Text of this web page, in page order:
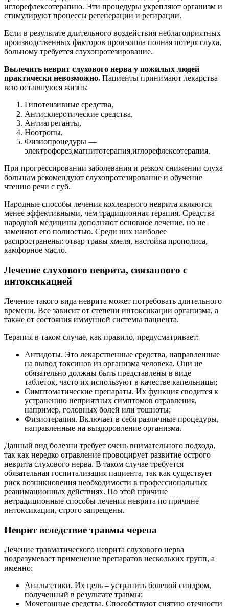
иглорефлексотерапию. Эти процедуры укрепляют организм и
стимулируют процессы регенерации и репарации.
Если в результате длительного воздействия неблагоприятных
производственных факторов произошла полная потеря слуха,
больному требуется слухопротезирование.
Вылечить неврит слухового нерва у пожилых людей
практически невозможно. Пациенты принимают лекарства
всю оставшуюся жизнь:
Гипотензивные средства,
Антисклеротические средства,
Антиагреганты,
Ноотропы,
Физиопроцедуры —
электрофорез,магнитотерапия,иглорефлексотерапия.
При прогрессировании заболевания и резком снижении слуха
больным рекомендуют слухопротезирование и обучение
чтению речи с губ.
Народные способы лечения кохлеарного неврита являются
менее эффективными, чем традиционная терапия. Средства
народной медицины дополняют основное лечение, но не
заменяют его полностью. Среди них наиболее
распространены: отвар травы хмеля, настойка прополиса,
камфорное масло.
Лечение слухового неврита, связанного с
интоксикацией
Лечение такого вида неврита может потребовать длительного
времени. Все зависит от степени интоксикации организма, а
также от состояния иммунной системы пациента.
Терапия в таком случае, как правило, предусматривает:
Антидоты. Это лекарственные средства, направленные
на вывод токсинов из организма человека. Они не
обязательно должны быть представлены в виде
таблеток, часто их используют в качестве капельницы;
Симптоматические препараты. Их функция сводится к
устранению неприятных симптомов отравления,
например, головных болей или тошноты;
Физиотерапия. Включает в себя различные процедуры,
направленные на выздоровление организма.
Данный вид болезни требует очень внимательного подхода,
так как нередко отравление провоцирует развитие острого
неврита слухового нерва. В таком случае требуется
обязательная госпитализация пациента, так как существует
риск возникновения необходимости в профессиональных
реанимационных действиях. По этой причине
нетрадиционные способы лечения неврита по причине
интоксикации, строго запрещены.
Неврит вследствие травмы черепа
Лечение травматического неврита слухового нерва
подразумевает применение препаратов нескольких групп, а
именно:
Анальгетики. Их цель – устранить болевой синдром,
полученный в результате травмы;
Мочегонные средства. Способствуют снятию отечности